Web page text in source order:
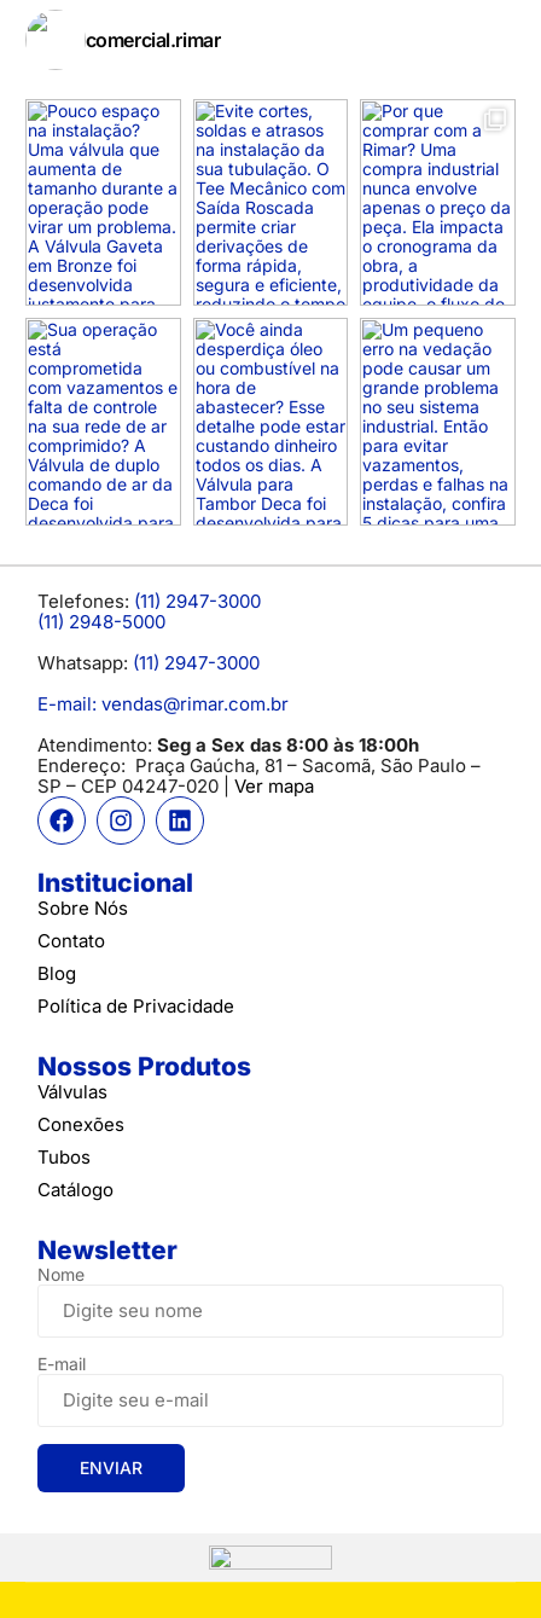
comercial.rimar
Telefones: (11) 2947-3000
(11) 2948-5000
Whatsapp: (11) 2947-3000
E-mail: vendas@rimar.com.br
Atendimento: Seg a Sex das 8:00 às 18:00h
Endereço: Praça Gaúcha, 81 – Sacomã, São Paulo –
SP – CEP 04247-020 | Ver mapa
Institucional
Sobre Nós
Contato
Blog
Política de Privacidade
Nossos Produtos
Válvulas
Conexões
Tubos
Catálogo
Newsletter
Nome
E-mail